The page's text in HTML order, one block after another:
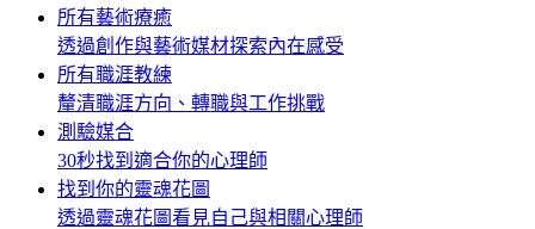
所有藝術療癒
透過創作與藝術媒材探索內在感受
所有職涯教練
釐清職涯方向、轉職與工作挑戰
測驗媒合
30秒找到適合你的心理師
找到你的靈魂花圖
透過靈魂花圖看見自己與相關心理師